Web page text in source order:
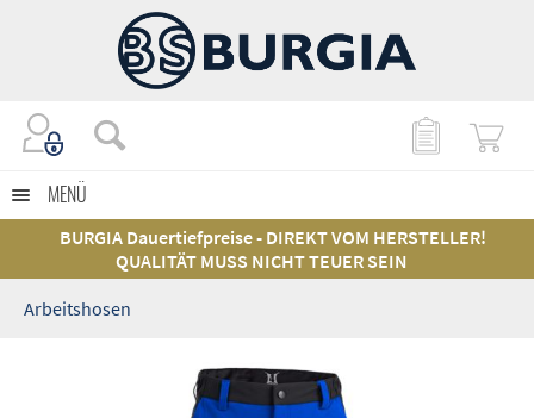
MENÜ
BURGIA Dauertiefpreise - DIREKT VOM HERSTELLER!
QUALITÄT MUSS NICHT TEUER SEIN
Arbeitshosen